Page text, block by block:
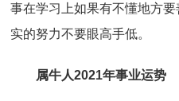
事在学习上如果有不懂地方
实的努力不要眼高手低。
属牛人2021年事业运势